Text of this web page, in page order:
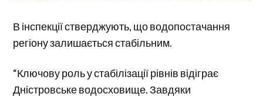
В інспекції стверджують, що водопостачання
регіону залишається стабільним.
“Ключову роль у стабілізації рівнів відіграє
Дністровське водосховище. Завдяки